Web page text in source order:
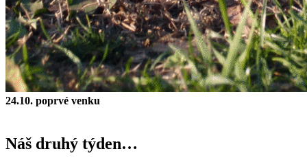
24.10. poprvé venku
Náš druhý týden…